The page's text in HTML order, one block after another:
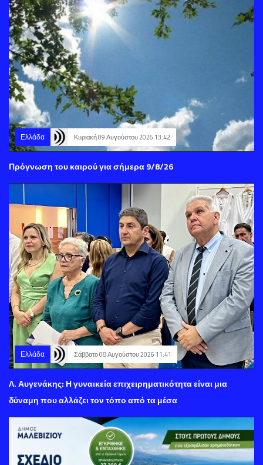
Ελλάδα Κυριακή 09 Αυγούστου 2026 13:42
Πρόγνωση του καιρού για σήμερα 9/8/26
Ελλάδα Σάββατο 08 Αυγούστου 2026 11:41
Λ. Αυγενάκης: Η γυναικεία επιχειρηματικότητα είναι μια
δύναμη που αλλάζει τον τόπο από τα μέσα